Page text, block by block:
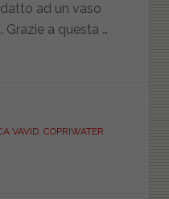
ad un vaso
Grazie a questa …
VAVID, COPRIWATER